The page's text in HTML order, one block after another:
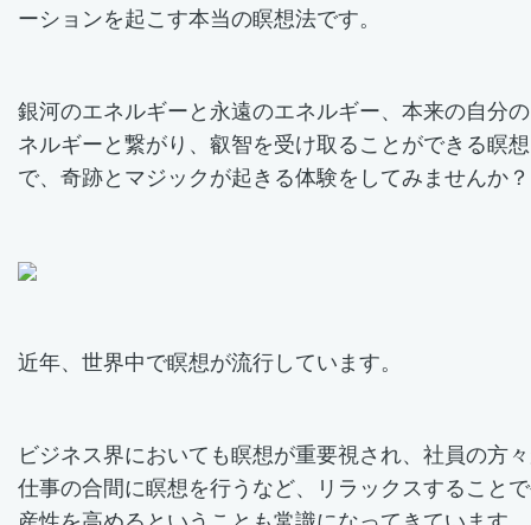
ーションを起こす本当の瞑想法です。
銀河のエネルギーと永遠のエネルギー、本来の自分
ネルギーと繋がり、叡智を受け取ることができる瞑想
で、奇跡とマジックが起きる体験をしてみませんか？
近年、世界中で瞑想が流行しています。
ビジネス界においても瞑想が重要視され、社員の方
仕事の合間に瞑想を行うなど、リラックスすること